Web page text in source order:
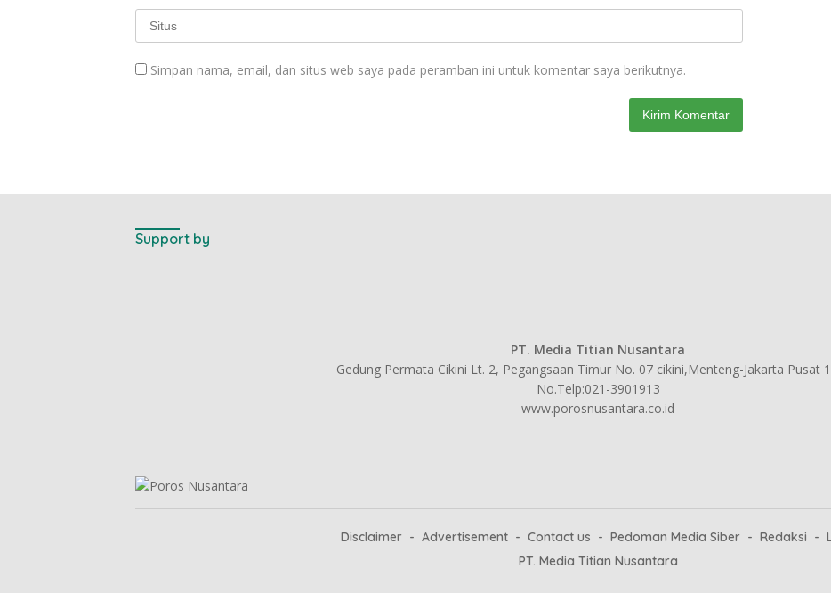
Simpan nama, email, dan situs web saya pada peramban ini untuk komentar saya berikutnya.
Support by
PT. Media Titian Nusantara
Gedung Permata Cikini Lt. 2, Pegangsaan Timur No. 07 cikini,Menteng-Jakarta Pusat
No.Telp:021-3901913
www.porosnusantara.co.id
Disclaimer Advertisement Contact us Pedoman Media Siber Redaksi
PT. Media Titian Nusantara